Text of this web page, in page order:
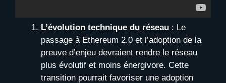
L’évolution technique du réseau : Le
passage à Ethereum 2.0 et l’adoption de la
preuve d’enjeu devraient rendre le réseau
plus évolutif et moins énergivore. Cette
transition pourrait favoriser une adoption